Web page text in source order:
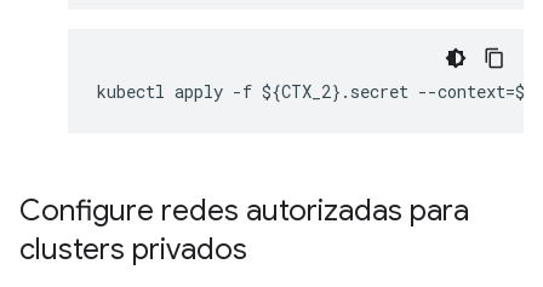
Configure redes autorizadas para
clusters privados